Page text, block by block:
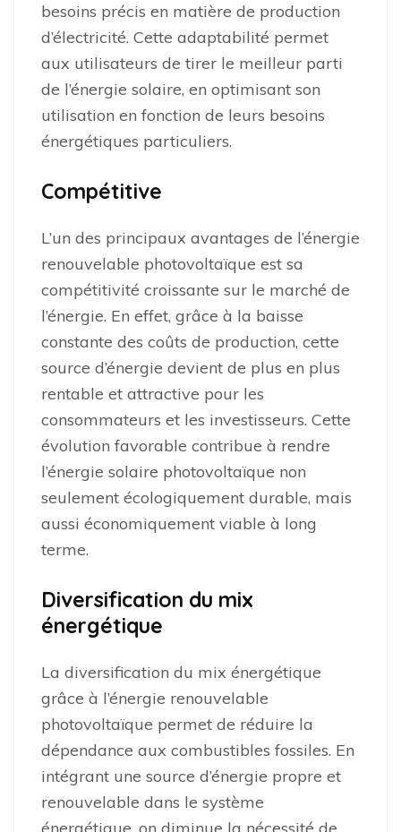
besoins précis en matière de production
d’électricité. Cette adaptabilité permet
aux utilisateurs de tirer le meilleur parti
de l’énergie solaire, en optimisant son
utilisation en fonction de leurs besoins
énergétiques particuliers.
Compétitive
L’un des principaux avantages de l’énergie
renouvelable photovoltaïque est sa
compétitivité croissante sur le marché de
l’énergie. En effet, grâce à la baisse
constante des coûts de production, cette
source d’énergie devient de plus en plus
rentable et attractive pour les
consommateurs et les investisseurs. Cette
évolution favorable contribue à rendre
l’énergie solaire photovoltaïque non
seulement écologiquement durable, mais
aussi économiquement viable à long
terme.
Diversification du mix
énergétique
La diversification du mix énergétique
grâce à l’énergie renouvelable
photovoltaïque permet de réduire la
dépendance aux combustibles fossiles. En
intégrant une source d’énergie propre et
renouvelable dans le système